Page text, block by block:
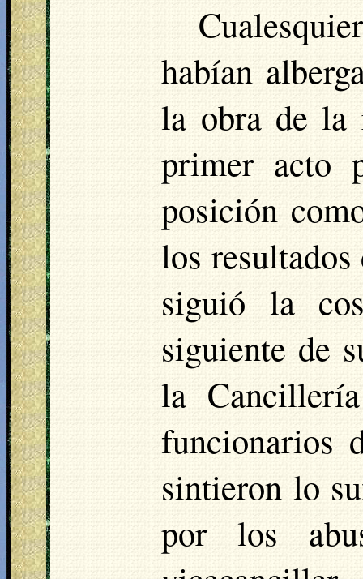
habían
la obra de la
primer acto
posición
los
siguió la
siguiente de
la
funcionarios
sintieron lo
por los